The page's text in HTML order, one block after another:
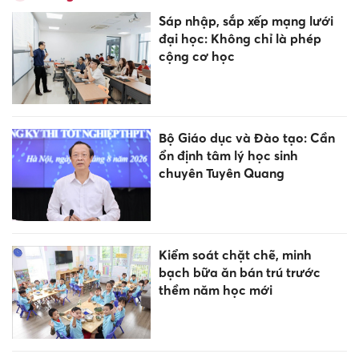
Sáp nhập, sắp xếp mạng lưới
đại học: Không chỉ là phép
cộng cơ học
Bộ Giáo dục và Đào tạo: Cần
ổn định tâm lý học sinh
chuyên Tuyên Quang
Kiểm soát chặt chẽ, minh
bạch bữa ăn bán trú trước
thềm năm học mới